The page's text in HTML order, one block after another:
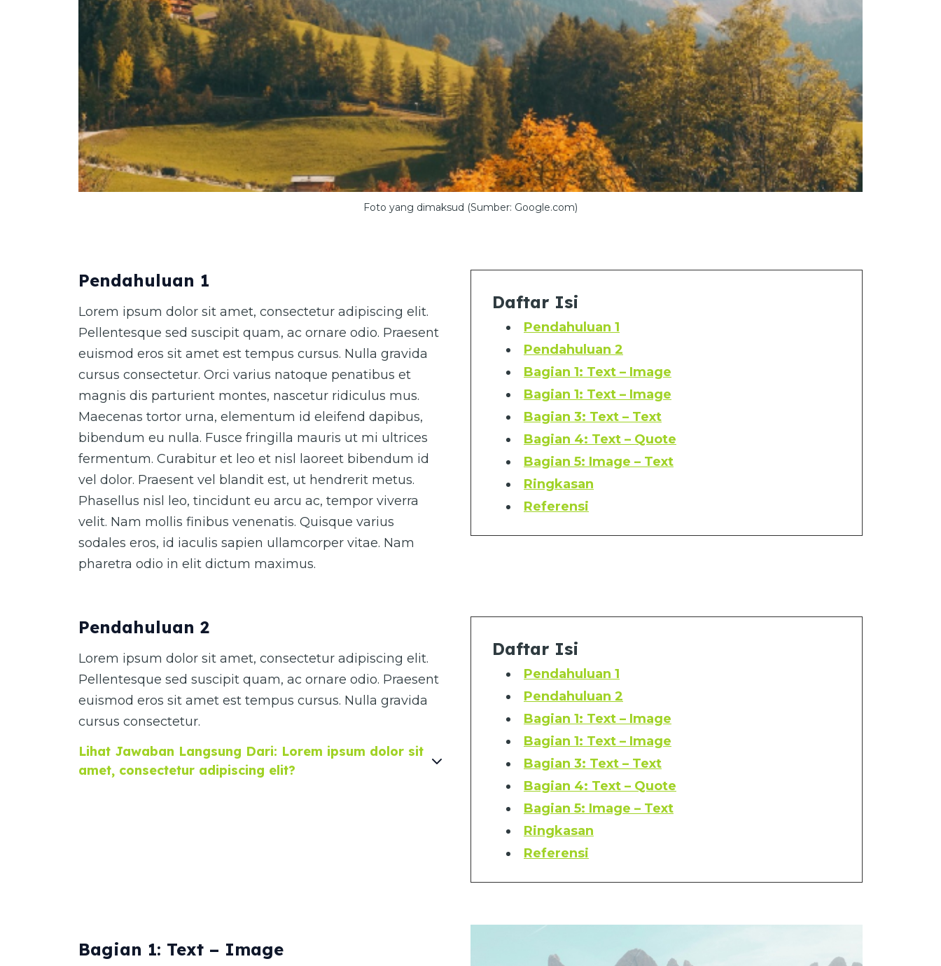
Foto yang dimaksud (Sumber: Google.com)
Pendahuluan 1
Lorem ipsum dolor sit amet, consectetur adipiscing elit.
Pellentesque sed suscipit quam, ac ornare odio. Praesent
euismod eros sit amet est tempus cursus. Nulla gravida
cursus consectetur. Orci varius natoque penatibus et
magnis dis parturient montes, nascetur ridiculus mus.
Maecenas tortor urna, elementum id eleifend dapibus,
bibendum eu nulla. Fusce fringilla mauris ut mi ultrices
fermentum. Curabitur et leo et nisl laoreet bibendum id
vel dolor. Praesent vel blandit est, ut hendrerit metus.
Phasellus nisl leo, tincidunt eu arcu ac, tempor viverra
velit. Nam mollis finibus venenatis. Quisque varius
sodales eros, id iaculis sapien ullamcorper vitae. Nam
pharetra odio in elit dictum maximus.
Daftar Isi
Pendahuluan 1
Pendahuluan 2
Bagian 1: Text – Image
Bagian 1: Text – Image
Bagian 3: Text – Text
Bagian 4: Text – Quote
Bagian 5: Image – Text
Ringkasan
Referensi
Pendahuluan 2
Lorem ipsum dolor sit amet, consectetur adipiscing elit.
Pellentesque sed suscipit quam, ac ornare odio. Praesent
euismod eros sit amet est tempus cursus. Nulla gravida
cursus consectetur.
Lihat Jawaban Langsung Dari: Lorem ipsum dolor sit
amet, consectetur adipiscing elit?
Daftar Isi
Pendahuluan 1
Pendahuluan 2
Bagian 1: Text – Image
Bagian 1: Text – Image
Bagian 3: Text – Text
Bagian 4: Text – Quote
Bagian 5: Image – Text
Ringkasan
Referensi
Bagian 1: Text – Image